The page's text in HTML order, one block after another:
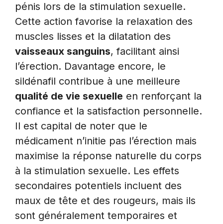
pénis lors de la stimulation sexuelle.
Cette action favorise la relaxation des
muscles lisses et la dilatation des
vaisseaux sanguins, facilitant ainsi
l’érection. Davantage encore, le
sildénafil contribue à une meilleure
qualité de vie sexuelle en renforçant la
confiance et la satisfaction personnelle.
Il est capital de noter que le
médicament n’initie pas l’érection mais
maximise la réponse naturelle du corps
à la stimulation sexuelle. Les effets
secondaires potentiels incluent des
maux de tête et des rougeurs, mais ils
sont généralement temporaires et